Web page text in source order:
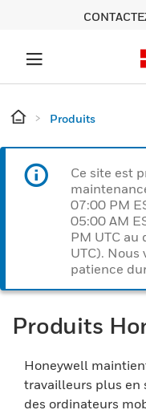
Produits
Ce site est
07:00 PM
05:00 AM
PM UTC au
UTC). Nous
patience
Produits
Honeywell
travailleurs plus en
des ordinateurs